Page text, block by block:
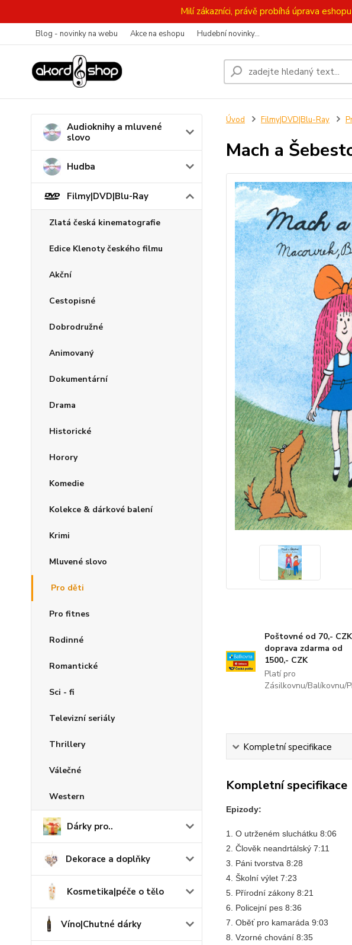
Milí zákazníci, právě probíhá úprava
Blog - novinky na webu Akce na eshopu Hudební novinky...
Audioknihy a mluvené
slovo
Hudba
Filmy|DVD|Blu-Ray
Zlatá česká kinematografie
Edice Klenoty českého filmu
Akční
Cestopisné
Dobrodružné
Animovaný
Dokumentární
Drama
Historické
Horory
Komedie
Kolekce & dárkové balení
Krimi
Mluvené slovo
Pro děti
Pro fitnes
Rodinné
Romantické
Sci - fi
Televizní seriály
Thrillery
Válečné
Western
Dárky pro..
Dekorace a doplňky
Kosmetika|péče o tělo
Víno|Chutné dárky
Úvod Filmy|DVD|Blu-Ray
Mach a
Poštovné od 70,- CZK
doprava zdarma od
1500,- CZK
Platí pro
Zásilkovnu/Balíkovnu/
Kompletní specifikace
Kompletní specifikace
Epizody:
1. O utrženém sluchátku 8:06
2. Člověk neandrtálský 7:11
3. Páni tvorstva 8:28
4. Školní výlet 7:23
5. Přírodní zákony 8:21
6. Policejní pes 8:36
7. Oběť pro kamaráda 9:03
8. Vzorné chování 8:35